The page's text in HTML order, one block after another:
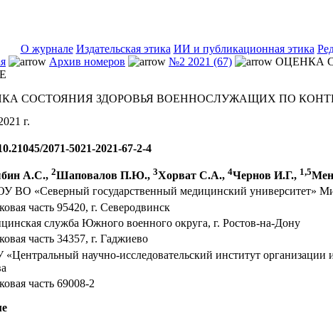
О журнале Издательская этика ИИ и публикационная этика
Архив номеров №2 2021 (67)
ОЦЕНКА
СОСТОЯНИЯ ЗДОРОВЬЯ ВОЕННОСЛУЖАЩИХ ПО
г.
2071-5021-2021-67-2-4
А.С., 2Шаповалов П.Ю., 3Хорват С.А., 4Чернов И.Г., 1,5
ВО «Северный государственный медицинский университет»
часть 95420, г. Северодвинск
служба Южного военного округа, г. Ростов-на-Дону
часть 34357, г. Гаджиево
научно-исследовательский институт
часть 69008-2